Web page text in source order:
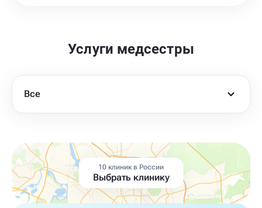
Услуги медсестры
Все
10 клиник в России
Выбрать клинику